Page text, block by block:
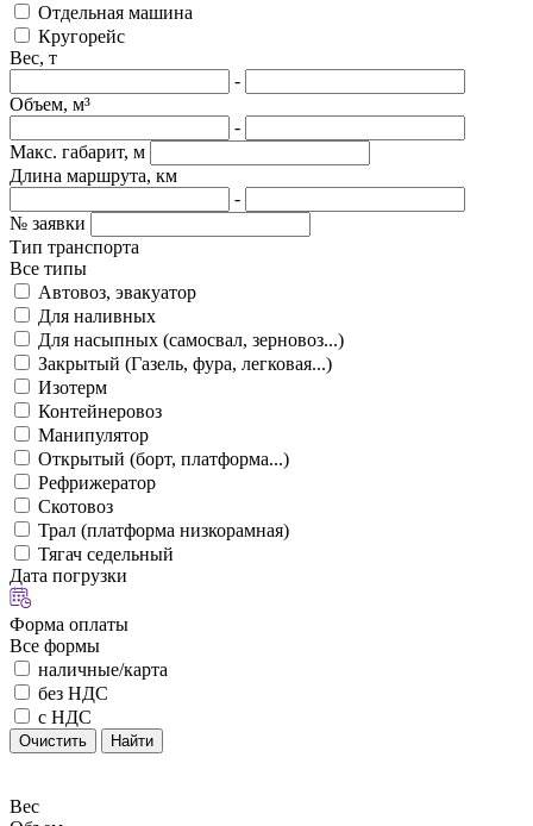
Отдельная машина
Кругорейс
Вес, т
-
Объем, м³
-
Макс. габарит, м
Длина маршрута, км
-
№ заявки
Тип транспорта
Все типы
Автовоз, эвакуатор
Для наливных
Для насыпных (самосвал, зерновоз...)
Закрытый (Газель, фура, легковая...)
Изотерм
Контейнеровоз
Манипулятор
Открытый (борт, платформа...)
Рефрижератор
Скотовоз
Трал (платформа низкорамная)
Тягач седельный
Дата погрузки
Форма оплаты
Все формы
наличные/карта
без НДС
с НДС
Очистить Найти
Вес